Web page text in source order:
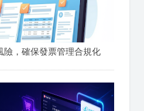
險，確保發票管理合規化